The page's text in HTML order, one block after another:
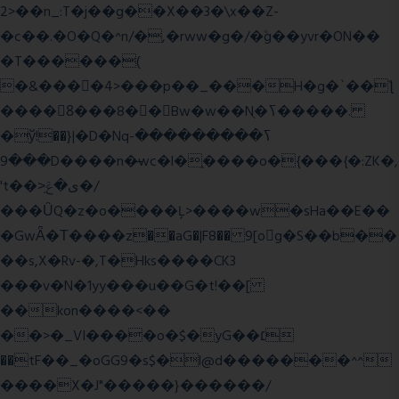
2>��n_:T�j��g��X��3�\x��Z-
�c��.�O�Q�^n/�,�rww�g�/�ۧg��yvr�ON��
�T������(
�&����4>���p��_���H�g�`��ƪ
����8َ���8� �󳳦Bw�w��Nֻ�ߖ�����.
�ў!��}|�D�Nqߖ���������-
���9D����n�̶wc�l�֑����o�{���{�:ZK�,
't��>͍ى�ݝ�/
���ǙQ�z�o����Ļ>����w�sHa��E��
�GwǞ�Τ����z��aG�|F8�� 9[og�S��b��
��s,X�Rv-�,T�Hks����CK3
���v�N�1yy���u��G�t!��[
��kon����<��
��>�_VI����o�$�yG��׆
��tF��_�oGG9�s$�l@d�������^^
����X�J"�����}������/